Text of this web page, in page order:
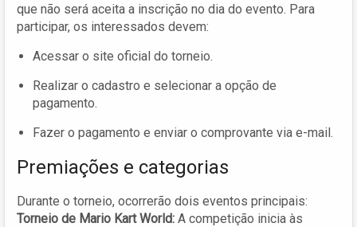
que não será aceita a inscrição no dia do evento. Para
participar, os interessados devem:
Acessar o site oficial do torneio.
Realizar o cadastro e selecionar a opção de
pagamento.
Fazer o pagamento e enviar o comprovante via e-mail.
Premiações e categorias
Durante o torneio, ocorrerão dois eventos principais:
Torneio de Mario Kart World: A competição inicia às